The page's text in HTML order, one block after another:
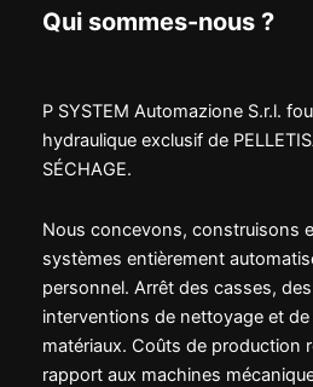
Qui sommes-nous ?
P SYSTEM Automazione S.r.l.
hydraulique exclusif de
SÉCHAGE.
Nous concevons, construisons
systèmes entièrement
personnel. Arrêt des casses,
interventions de nettoyage et
matériaux. Coûts de production
rapport aux machines